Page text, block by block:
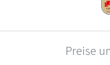
Preise